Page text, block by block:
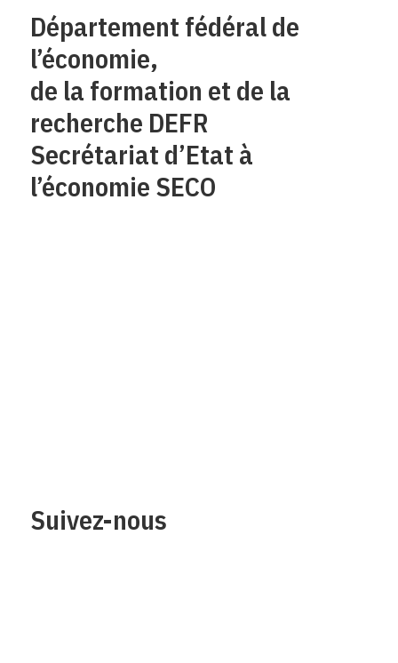
Département fédéral de
l’économie,
de la formation et de la
recherche DEFR
Secrétariat d’Etat à
l’économie SECO
Suivez-nous